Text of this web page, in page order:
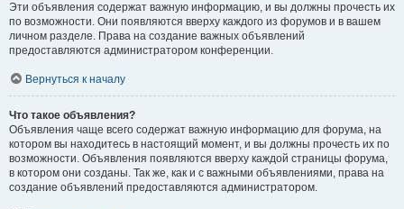
Эти объявления содержат важную информацию, и вы должны прочесть их
по возможности. Они появляются вверху каждого из форумов и в вашем
личном разделе. Права на создание важных объявлений
предоставляются администратором конференции.
Вернуться к началу
Что такое объявления?
Объявления чаще всего содержат важную информацию для форума, на
котором вы находитесь в настоящий момент, и вы должны прочесть их по
возможности. Объявления появляются вверху каждой страницы форума,
в котором они созданы. Так же, как и с важными объявлениями, права на
создание объявлений предоставляются администратором.